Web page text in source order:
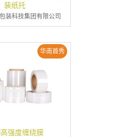
装纸托
装科技集团有限公司
华南首秀
强度缠绕膜